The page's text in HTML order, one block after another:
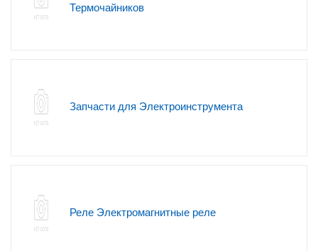
Термочайников
Запчасти для Электроинструмента
Реле Электромагнитные реле